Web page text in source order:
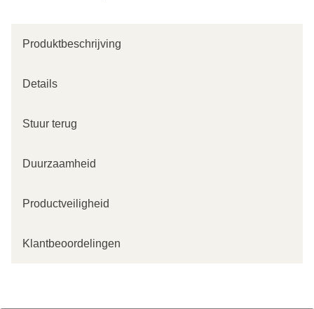
Produktbeschrijving
Details
Stuur terug
Duurzaamheid
Productveiligheid
Klantbeoordelingen